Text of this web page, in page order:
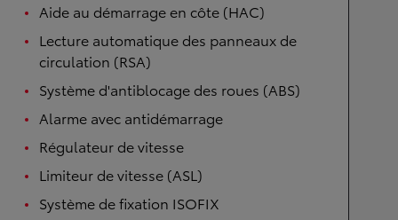
Aide au démarrage en côte (HAC)
Lecture automatique des panneaux de
circulation (RSA)
Système d'antiblocage des roues (ABS)
Alarme avec antidémarrage
Régulateur de vitesse
Limiteur de vitesse (ASL)
Système de fixation ISOFIX